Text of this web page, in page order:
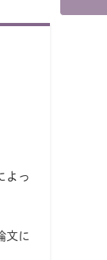
よっ
文に